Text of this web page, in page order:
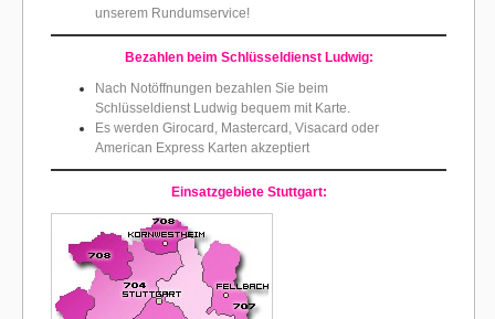
unserem Rundumservice!
Bezahlen beim Schlüsseldienst Ludwig:
Nach Notöffnungen bezahlen Sie beim
Schlüsseldienst Ludwig bequem mit Karte.
Es werden Girocard, Mastercard, Visacard oder
American Express Karten akzeptiert
Einsatzgebiete Stuttgart: